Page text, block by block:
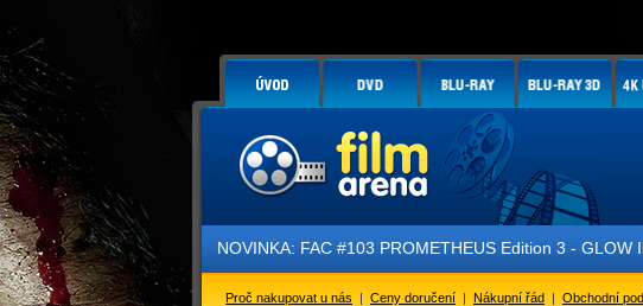
NOVINKA: FAC #103 PROMETHEUS Edition 3 - GLOW
Proč nakupovat u nás | Ceny doručení | Nákupní řád | Obchodní